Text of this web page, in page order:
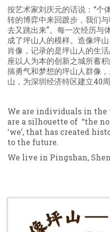
按艺术家刘庆元的话说：“个
转的博弈中来回踱步，我们
去又跳出来”。每一次经历与
成了坪山人的模样。造像坪
肖像，记录的是坪山人的生
座以人为本的创新之城所蓄
揣勇气和梦想的坪山人群像
山，为深圳经济特区建立40
We are individuals in
are a silhouette of “the
‘we’, that has created
to the future.
We live in Pingshan,